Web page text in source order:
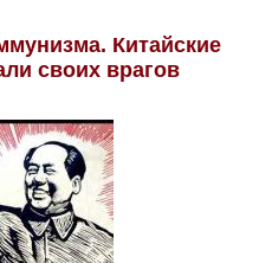
Китайские
своих врагов